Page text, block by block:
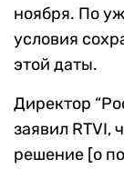
ноября. По
условия
этой даты.
Директор
заявил RTVI,
решение [о